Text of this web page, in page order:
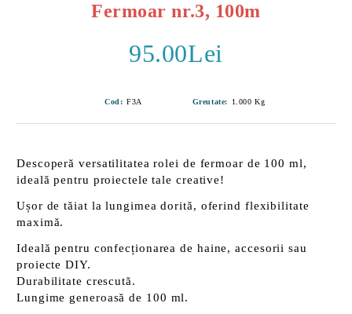
Fermoar nr.3, 100m
95.00Lei
Cod: F3A Greutate: 1.000 Kg
Descoperă versatilitatea rolei de fermoar de 100 ml,
ideală pentru proiectele tale creative!
Ușor de tăiat la lungimea dorită, oferind flexibilitate
maximă.
Ideală pentru confecționarea de haine, accesorii sau
proiecte DIY.
Durabilitate crescută.
Lungime generoasă de 100 ml.